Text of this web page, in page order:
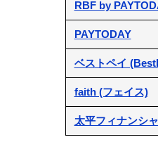
RBF by
PAYTODAY
ベストペイ
faith (フェイス)
太平フィナンシ